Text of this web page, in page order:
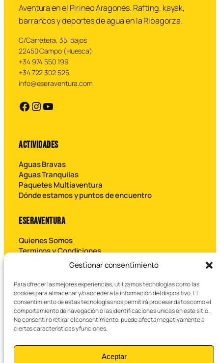
Gestionar consentimiento
Para ofrecer las mejores experiencias, utilizamos tecnologías como las
cookies para almacenar y/o acceder a la información del dispositivo. El
consentimiento de estas tecnologías nos permitirá procesar datos como el
comportamiento de navegación o las identificaciones únicas en este sitio.
No consentir o retirar el consentimiento, puede afectar negativamente a
ciertas características y funciones.
Aceptar
Aventura en el Pirineo Aragonés. Rafting, kayak,
barrancos y deportes de agua en la Ribagorza.
C/Carretera, 35, bajos
22450 Campo (Huesca)
+34 974 550 199
+34 722 302 525
info@eseraventura.com
https://facebook.com https://instagram.com YouTube
ACTIVIDADES
Aguas Bravas
Aguas Tranquilas
Paquetes Multiaventura
Dónde estamos y puntos de encuentro
ESERAVENTURA
Quienes Somos
Terminos y Condiciones
B
u
s
c
a
© 2026 Eseraventura SL – Todos los derechos reservados.